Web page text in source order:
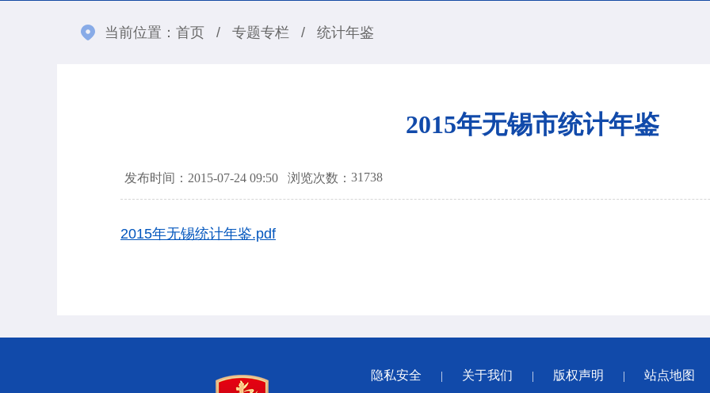
当前位置： 首页 / 专题专栏 / 统计年鉴
2015年无锡市统计年鉴
发布时间：2015-07-24 09:50 浏览次数： 31738
2015年无锡统计年鉴.pdf
隐私安全 关于我们 版权声明 站点地图